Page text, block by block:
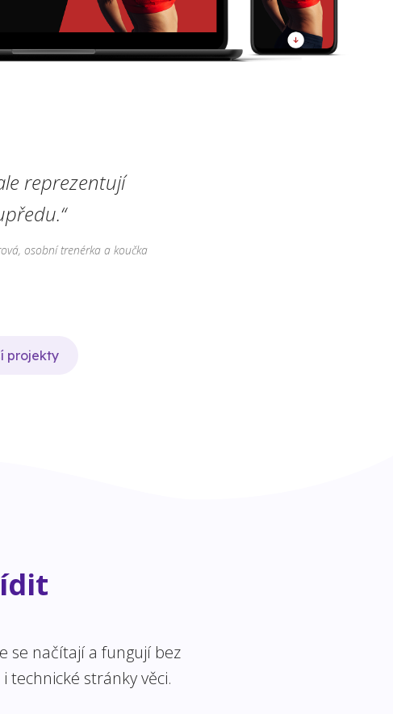
reprezentují
osobní trenérka a koučka
projekty
se načítají a fungují bez
technické stránky věci.